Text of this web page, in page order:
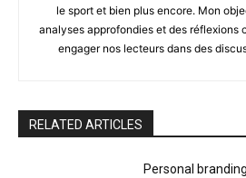
le sport et bien plus encore. Mon
analyses approfondies et des réflexions
engager nos lecteurs dans des
RELATED ARTICLES
Personal